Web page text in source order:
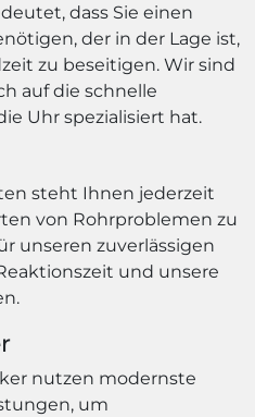
dass Sie einen
der in der Lage ist,
zu beseitigen. Wir sind
auf die schnelle
Uhr spezialisiert hat.
steht Ihnen jederzeit
von Rohrproblemen zu
unseren zuverlässigen
und unsere
nutzen modernste
um